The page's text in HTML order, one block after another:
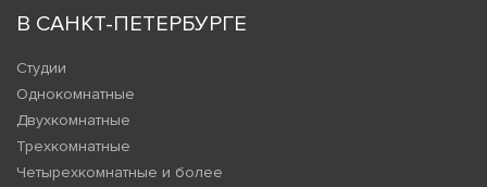
В САНКТ-ПЕТЕРБУРГЕ
Студии
Однокомнатные
Двухкомнатные
Трехкомнатные
Четырехкомнатные и более